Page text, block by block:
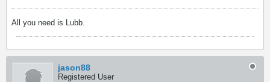
All you need is Lubb.
jason88
Registered User